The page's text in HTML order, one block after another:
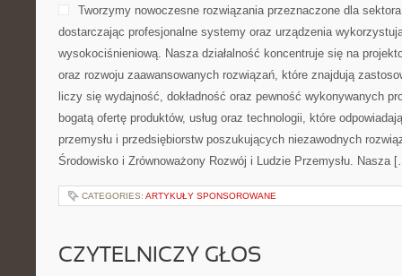
Tworzymy nowoczesne rozwiązania przeznaczone dla
dostarczając profesjonalne systemy oraz urządzenia
wysokociśnieniową. Nasza działalność koncentruje się na
oraz rozwoju zaawansowanych rozwiązań, które znajdują
liczy się wydajność, dokładność oraz pewność wykonywanych
bogatą ofertę produktów, usług oraz technologii, które
przemysłu i przedsiębiorstw poszukujących niezawodnych
Środowisko i Zrównoważony Rozwój i Ludzie Przemysłu. Nasza
CATEGORIES: ARTYKUŁY SPONSOROWANE
CZYTELNICZY GŁOS